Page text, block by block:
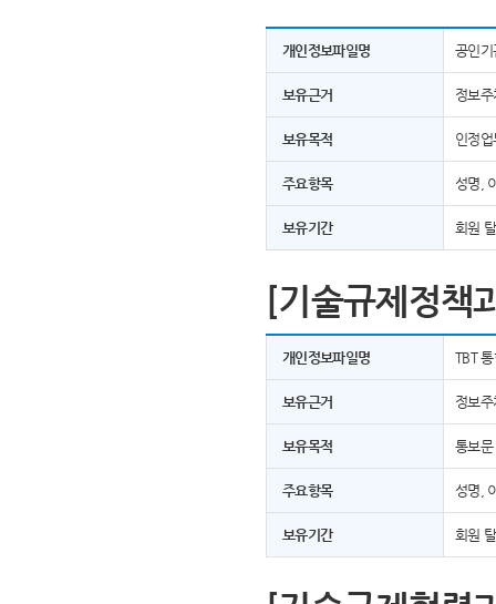
개인정보파일명 공인
보유근거 정보
보유목적 인정
주요항목 성명,
보유기간 회원
[기술규제정책
개인정보파일명 TBT
보유근거 정보
보유목적 통보문
주요항목 성명,
보유기간 회원